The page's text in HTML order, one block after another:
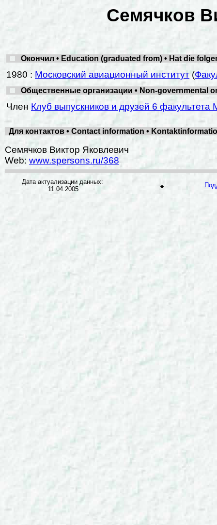
Семячков
Окончил • Education (graduated from) • Hat die
1980 : Московский авиационный институт(
Общественные организации • Non-governmental
Член Клуб выпускников и друзей 6 факультета
Для контактов • Contact information •
Семячков Виктор Яковлевич
Web: www.spersons.ru/368
Дата актуализации данных:
11.04.2005